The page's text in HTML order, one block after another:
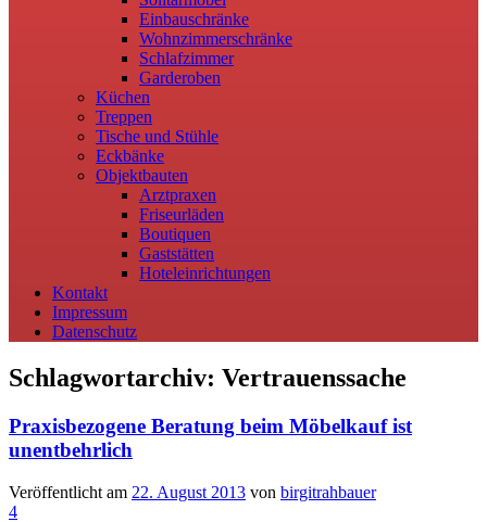
Einbauschränke
Wohnzimmerschränke
Schlafzimmer
Garderoben
Küchen
Treppen
Tische und Stühle
Eckbänke
Objektbauten
Arztpraxen
Friseurläden
Boutiquen
Gaststätten
Hoteleinrichtungen
Kontakt
Impressum
Datenschutz
Schlagwortarchiv: Vertrauenssache
Praxisbezogene Beratung beim Möbelkauf ist
unentbehrlich
Veröffentlicht am 22. August 2013 von birgitrahbauer
4